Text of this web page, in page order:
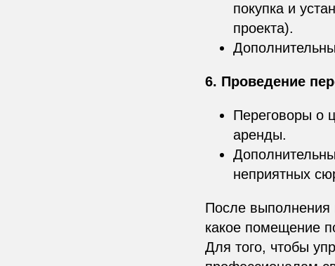
покупка и
проекта).
6. Проведение
Переговоры о
аренды.
неприятных
После выполнения
какое помещение
Для того, чтобы